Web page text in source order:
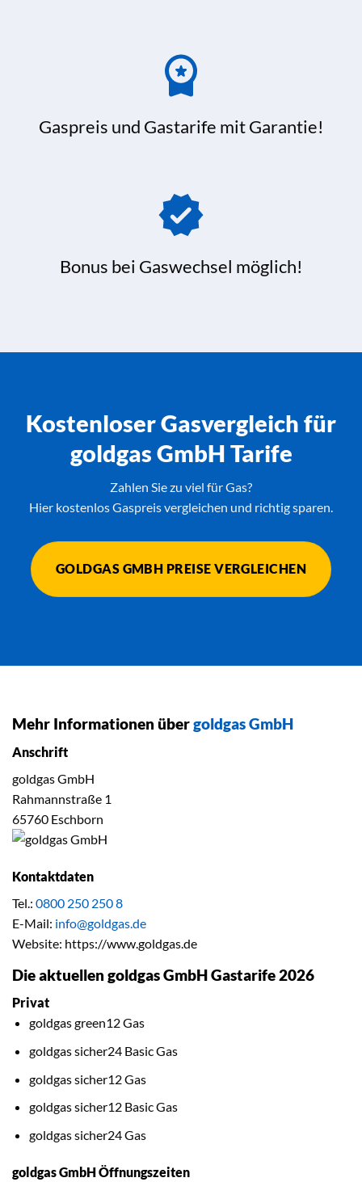
Gaspreis und Gastarife mit Garantie!
Bonus bei Gaswechsel möglich!
Kostenloser Gasvergleich für
goldgas GmbH Tarife
Zahlen Sie zu viel für Gas?
Hier kostenlos Gaspreis vergleichen und richtig sparen.
GOLDGAS GMBH PREISE VERGLEICHEN
Mehr Informationen übergoldgas GmbH
Anschrift
goldgas GmbH
Rahmannstraße 1
65760 Eschborn
Kontaktdaten
Tel.: 0800 250 250 8
E-Mail: info@goldgas.de
Website: https://www.goldgas.de
Die aktuellen goldgas GmbH Gastarife 2026
Privat
goldgas green12 Gas
goldgas sicher24 Basic Gas
goldgas sicher12 Gas
goldgas sicher12 Basic Gas
goldgas sicher24 Gas
goldgas GmbH Öffnungszeiten